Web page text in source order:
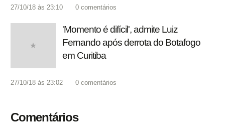
27/10/18 às 23:10 0 comentários
'Momento é difícil', admite Luiz
Fernando após derrota do Botafogo
em Curitiba
27/10/18 às 23:02 0 comentários
Comentários